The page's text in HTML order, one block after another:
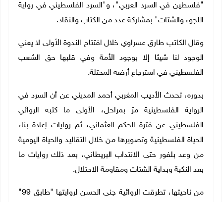
"فلسطين في السرد العربي"، و"السرد الفلسطيني في رواية
اللجوء والشتات" بمشاركة عدد من الكتاب والنقاد.
وقال الكاتب طارق عسراوي خلال افتتاح الندوة الأولى لا يعني
الوجود لنا شيئا إلا بوجود الأمة وفي قلبها حق الشعب
الفلسطيني في استرجاع أرضه المحتلة.
بدوره، تحدث الأديب المغربي أحمد المديني عن أن السرد في
الرواية الفلسطينية مرّ بمراحل، الأولى ما كتبه الروائي
الفلسطيني عن فترة الحكم العثماني، ثم روايات إعادة بناء
الحياة الفلسطينية وتصويرها من خلال التقاليد والحياة اليومية
من وعد بلفور حتى الانتداب البريطاني، بعد ذلك روايات ما
بعد النكبة وبداية الشتات ومقاومة الاحتلال.
من ناحيتها، تطرقت الروائية جنى الحسن لروايتها "طابق 99"